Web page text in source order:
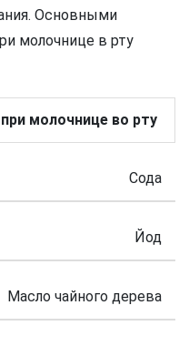
Основными
молочнице в рту
молочнице во рту
Сода
Йод
Масло чайного дерева